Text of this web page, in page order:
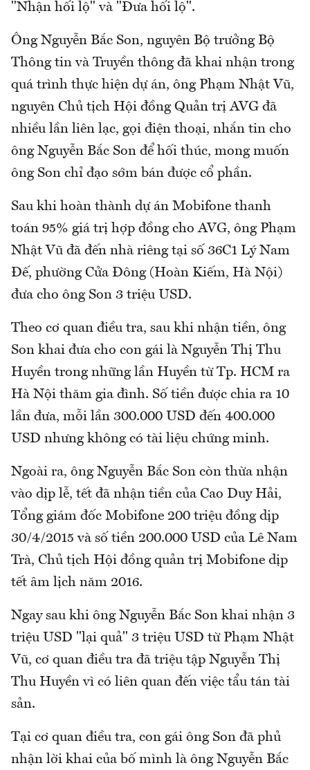
"Nhận hối lộ" và "Đưa hối lộ".
Ông Nguyễn Bắc Son, nguyên Bộ trưởng Bộ
Thông tin và Truyền thông đã khai nhận trong
quá trình thực hiện dự án, ông Phạm Nhật Vũ,
nguyên Chủ tịch Hội đồng Quản trị AVG đã
nhiều lần liên lạc, gọi điện thoại, nhắn tin cho
ông Nguyễn Bắc Son để hối thúc, mong muốn
ông Son chỉ đạo sớm bán được cổ phần.
Sau khi hoàn thành dự án Mobifone thanh
toán 95% giá trị hợp đồng cho AVG, ông Phạm
Nhật Vũ đã đến nhà riêng tại số 36C1 Lý Nam
Đế, phường Cửa Đông (Hoàn Kiếm, Hà Nội)
đưa cho ông Son 3 triệu USD.
Theo cơ quan điều tra, sau khi nhận tiền, ông
Son khai đưa cho con gái là Nguyễn Thị Thu
Huyền trong những lần Huyền từ Tp. HCM ra
Hà Nội thăm gia đình. Số tiền được chia ra 10
lần đưa, mỗi lần 300.000 USD đến 400.000
USD nhưng không có tài liệu chứng minh.
Ngoài ra, ông Nguyễn Bắc Son còn thừa nhận
vào dịp lễ, tết đã nhận tiền của Cao Duy Hải,
Tổng giám đốc Mobifone 200 triệu đồng dịp
30/4/2015 và số tiền 200.000 USD của Lê Nam
Trà, Chủ tịch Hội đồng quản trị Mobifone dịp
tết âm lịch năm 2016.
Ngay sau khi ông Nguyễn Bắc Son khai nhận 3
triệu USD "lại quả" 3 triệu USD từ Phạm Nhật
Vũ, cơ quan điều tra đã triệu tập Nguyễn Thị
Thu Huyền vì có liên quan đến việc tẩu tán tài
sản.
Tại cơ quan điều tra, con gái ông Son đã phủ
nhận lời khai của bố mình là ông Nguyễn Bắc